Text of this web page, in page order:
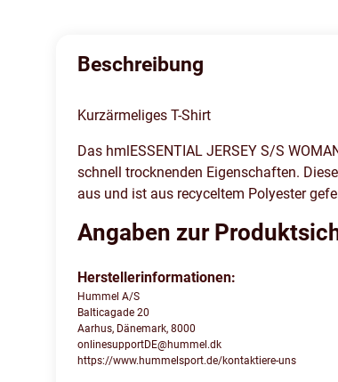
Beschreibung
Kurzärmeliges T-Shirt
Das hmlESSENTIAL JERSEY S/S
schnell trocknenden Eigenschaften.
aus und ist aus recyceltem Polyester
Angaben zur
Herstellerinformationen:
Hummel A/S
Balticagade 20
Aarhus, Dänemark, 8000
onlinesupportDE@hummel.dk
https://www.hummelsport.de/kontaktiere-uns